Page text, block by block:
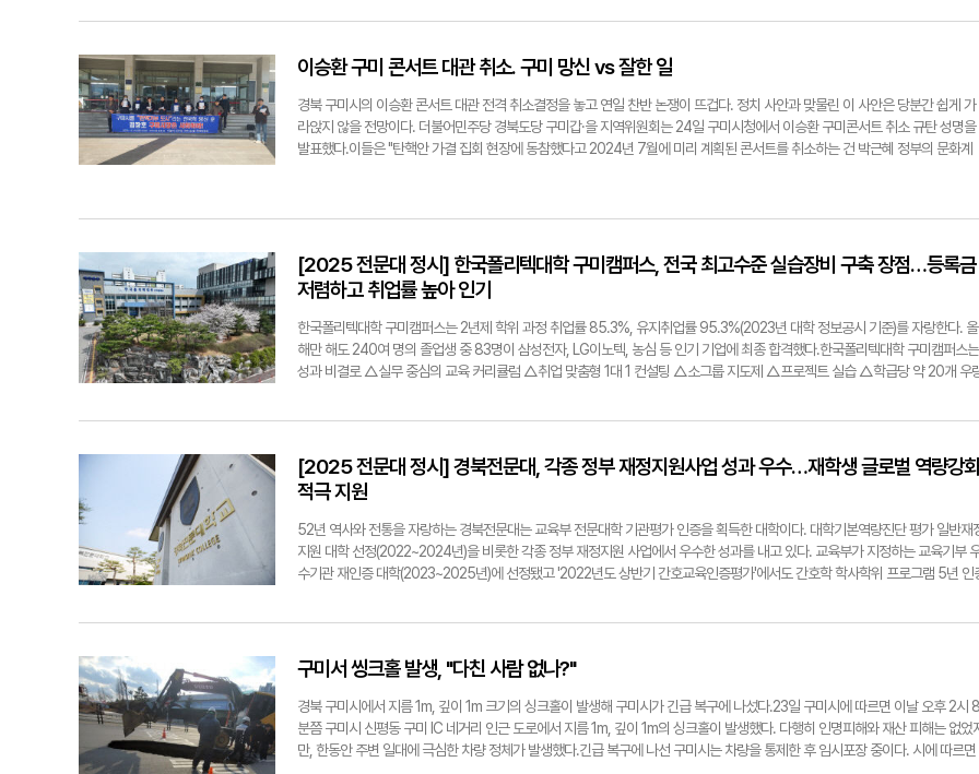
이승환 구미 콘서트 대관 취소. 구미 망신 vs 잘한 일
경북 구미시의 이승환 콘서트 대관 전격 취소결정을 놓고 연일 찬반 논쟁이 뜨겁다. 정치 사안과 맞물린 이 사안은 당분간 쉽게 가
라앉지 않을 전망이다. 더불어민주당 경북도당 구미갑·을 지역위원회는 24일 구미시청에서 이승환 구미콘서트 취소 규탄 성명을
발표했다.이들은 "탄핵안 가결 집회 현장에 동참했다고 2024년 7월에 미리 계획된 콘서트를 취소하는 건 박근혜 정부의 문화계
미시청에는 오후 6시 현재 화환 100여개가 도착했다.'구미를 사랑하는 시민' '서울에서 구미 출신 청년이', '옥계·산동 주민' 등이 보
낸 화환에는 '김장호 구미시장의 결정을 지지한다 ' '콘서트에서 정치 이야기 싫다' '사고 예방을 위한 잘한 결정이다' '구미시를 응원
한다 '라는 문구가 적혀있다.구미시청 자유게시판에도 이승환 구미콘서트 취소 찬반관련 글이 쏟아졌다. 하루 만에 1천여 개가 넘는
글이 올라왔다. 앞서 지난 23일 김장호 구미시장은 "오는 25일 구미시문화예술회관에서 열릴 예정이던 가수 이승환의 '35주년 콘
서트-HEAVEN' 대관 취소를 결정했다"고 밝혔다.김 시장은 가수 이승환의 '정치적 선동 및 오해 등의 언행을 하지 않겠다'라는 서약
서 날인 거부 및 시민과 관객 안전 우려를 대관 취소의 주된 이유로 들었다.구미시의 대관 취소 결정에 대해 "이 사건은 '표현의 자
성이 구미시청 정문에서 이승환 콘서트 취소 비용을 배상하라는 1인 시위를 하고 있다.구미시청에 도착한 이승환 콘서트 취소 응원
화환
[2025 전문대 정시] 한국폴리텍대학 구미캠퍼스, 전국 최고수준 실습장비 구축 장점…등록금
저렴하고 취업률 높아 인기
한국폴리텍대학 구미캠퍼스는 2년제 학위 과정 취업률 85.3%, 유지취업률 95.3%(2023년 대학 정보공시 기준)를 자랑한다. 올
해만 해도 240여 명의 졸업생 중 83명이 삼성전자, LG이노텍, 농심 등 인기 기업에 최종 합격했다.한국폴리텍대학 구미캠퍼스는
성과 비결로 △실무 중심의 교육 커리큘럼 △취업 맞춤형 1대 1 컨설팅 △소그룹 지도제 △프로젝트 실습 △학급당 약 20개 우
부터 설계, 제작까지 가능한 러닝팩토리 실습실(소재부품융합기술센터)도 있다. 실제 구미 산업체 재직자들이 구미캠퍼스에 와서
실습 장비를 활용해 교육받고 시제품과 발명품을 제작한다. 사립 전문대 대비 3분의 1 수준의 저렴한 등록금(올해 기준 122만원)과
국가장학금을 포함한 각종 혜택도 누릴 수 있다. 캠퍼스 재학생 1인당 장학금 수혜는 연평균 150만원 내외(2024년 대학정보공시
기준)로, 기술교육·기술 자격 취득에만 집중할 수 있다.한국폴리텍대학은 일반대학과 달리 수능성적 없이 학생부성적으로만 정시
지원이 가능한 것이 가장 큰 장점이다. 구미캠퍼스 학위 과정으로는 △기계시스템과 △자동화시스템과 △전기과 △AI전자과
△AI소프트웨어과가 운영되고 있다. 학생부 성적 지원자, 수능성적 지원자, 검정고시 성적 지원자, 전문대학 졸업자, 산업체 경력
고 전문계 반 졸업(예정)자 △직업 능력 개발훈련 시설에서 1년 이상 직업 능력 개발훈련과정 이수(예정) 중 하나에 해당하면 지원
할 수 있다.2년제 학위 과정 정시 원서접수는 오는 12월31일부터 내년 1월15일까지다. 모집인원은 기계시스템과 8명, 자동화시스
템과 8명, 전기과 8명, AI소프트웨어과 6명, AI 전자과 4명 등 총 34명이다. 수시 1·2차를 포함한 총 모집 인원은 총 282명이다.
70억원의 예산을 투자해 반도체융합센터를 구축할 예정이며 2026년 반도체전자과, 반도체설비과 신입생을 모집할 계획이다.
상화 구미캠퍼스 교학처장은 "대한민국 기술 인재 양성의 중심으로 학생들의 현재와 미래를 함께 준비하는 대학"이라며 "기술 중심
의 교육과정과 실습 환경을 통해 학생들의 성공적인 취업을 지원하겠다"고 밝혔다.박용기기자 ygpark@yeongnam.com김상화
[2025 전문대 정시] 경북전문대, 각종 정부 재정지원사업 성과 우수…재학생 글로벌 역량강화
적극 지원
52년 역사와 전통을 자랑하는 경북전문대는 교육부 전문대학 기관평가 인증을 획득한 대학이다. 대학기본역량진단 평가 일반재
지원 대학 선정(2022~2024년)을 비롯한 각종 정부 재정지원 사업에서 우수한 성과를 내고 있다. 교육부가 지정하는 교육기부
수기관 재인증 대학(2023~2025년)에 선정됐고 '2022년도 상반기 간호교육인증평가'에서도 간호학 학사학위 프로그램 5년 인
문대는 재학생의 글로벌 전공역량 강화를 위해 글로벌 프로그램을 운영하고 있다. 2024학년도에 18개 학과 참여, 세계 7개국으로
진출하며 참여하는 학생들에게 현지 교육비 및 숙박비, 왕복 항공료 등을 지원한다. 경북전문대는 '마지막 한 사람까지 수준 높은
취업을 책임진다'는 각오로 취업 지원사업에 역량을 집중하고 있다. 현장 중심 맞춤교육의 질적 제고와 더불어 학생의 적성과 진로
를 고려한 전공별 국가시험, 자격시험 등을 통해 학생 개인의 가치와 취업의 눈높이를 끌어올리는 데 노력하고 있다.경북전문대는
경북도 RISE실무협의회를 중심으로 지자체와 공유·협업해 RISE 체계로의 전환을 준비하고 있다. 'K-대학 대전환'이라는 비전으로
구미서 씽크홀 발생, "다친 사람 없나?"
경북 구미시에서 지름 1m, 깊이 1m 크기의 싱크홀이 발생해 구미시가 긴급 복구에 나섰다.23일 구미시에 따르면 이날 오후 2시 8
분쯤 구미시 신평동 구미 IC 네거리 인근 도로에서 지름 1m, 깊이 1m의 싱크홀이 발생했다. 다행히 인명피해와 재산 피해는 없었
만, 한동안 주변 일대에 극심한 차량 정체가 발생했다.긴급 복구에 나선 구미시는 차량을 통제한 후 임시포장 중이다. 시에 따르면